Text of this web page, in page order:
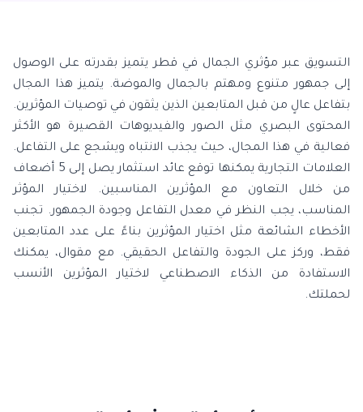
التسويق عبر مؤثري الجمال في قطر يتميز بقدرته على الوصول
إلى جمهور متنوع ومهتم بالجمال والموضة. يتميز هذا المجال
بتفاعل عالٍ من قبل المتابعين الذين يثقون في توصيات المؤثرين.
المحتوى البصري مثل الصور والفيديوهات القصيرة هو الأكثر
فعالية في هذا المجال، حيث يجذب الانتباه ويشجع على التفاعل.
العلامات التجارية يمكنها توقع عائد استثمار يصل إلى 5 أضعاف
من خلال التعاون مع المؤثرين المناسبين. لاختيار المؤثر
المناسب، يجب النظر في معدل التفاعل وجودة الجمهور. تجنب
الأخطاء الشائعة مثل اختيار المؤثرين بناءً على عدد المتابعين
فقط، وركز على الجودة والتفاعل الحقيقي. مع مقوال، يمكنك
الاستفادة من الذكاء الاصطناعي لاختيار المؤثرين الأنسب
لحملتك.